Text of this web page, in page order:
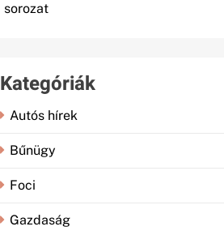
sorozat
Kategóriák
Autós hírek
Bűnügy
Foci
Gazdaság